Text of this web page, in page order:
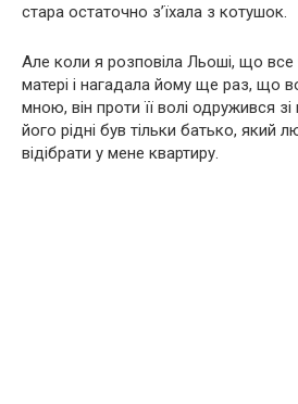
стара остаточно з’їхала з котушок.
Але коли я розповіла Льоші, що все
матері і нагадала йому ще раз, що
мною, він проти її волі одружився
його рідні був тільки батько, який
відібрати у мене квартиру.